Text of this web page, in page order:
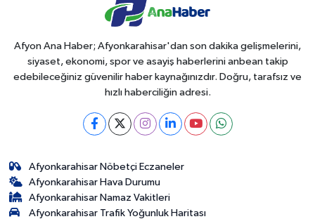
Afyon Ana Haber; Afyonkarahisar'dan son dakika gelişmelerini,
siyaset, ekonomi, spor ve asayiş haberlerini anbean takip
edebileceğiniz güvenilir haber kaynağınızdır. Doğru, tarafsız ve
hızlı haberciliğin adresi.
Afyonkarahisar Nöbetçi Eczaneler
Afyonkarahisar Hava Durumu
Afyonkarahisar Namaz Vakitleri
Afyonkarahisar Trafik Yoğunluk Haritası